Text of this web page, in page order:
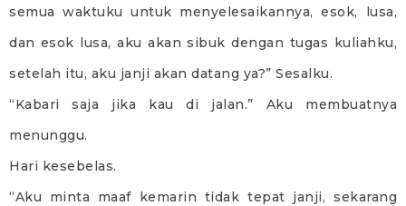
semua waktuku untuk menyelesaikannya, esok, lusa,
dan esok lusa, aku akan sibuk dengan tugas kuliahku,
setelah itu, aku janji akan datang ya?” Sesalku.
“Kabari saja jika kau di jalan.” Aku membuatnya
menunggu.
Hari kesebelas.
“Aku minta maaf kemarin tidak tepat janji, sekarang